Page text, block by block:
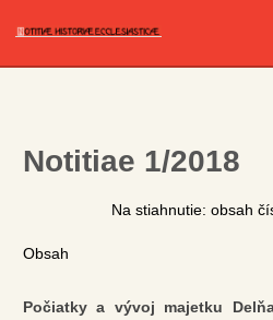
ÚVOD
ARCHÍV
PRE AUTOROV
ETIKA PUBLIKOVANIA
REDAKČNÁ RADA
Notitiae 1/2018
Na stiahnutie: obsah
Obsah
Počiatky a vývoj majetku